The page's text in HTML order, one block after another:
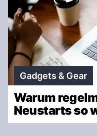
Gadgets & Gear
Warum
Neustarts so